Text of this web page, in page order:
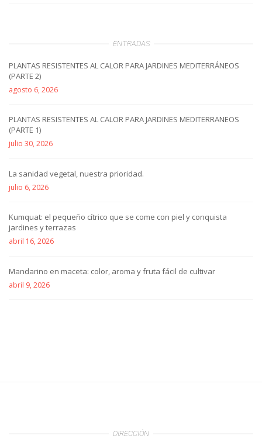
ENTRADAS
PLANTAS RESISTENTES AL CALOR PARA JARDINES MEDITERRÁNEOS
(PARTE 2)
agosto 6, 2026
PLANTAS RESISTENTES AL CALOR PARA JARDINES MEDITERRANEOS
(PARTE 1)
julio 30, 2026
La sanidad vegetal, nuestra prioridad.
julio 6, 2026
Kumquat: el pequeño cítrico que se come con piel y conquista
jardines y terrazas
abril 16, 2026
Mandarino en maceta: color, aroma y fruta fácil de cultivar
abril 9, 2026
DIRECCIÓN